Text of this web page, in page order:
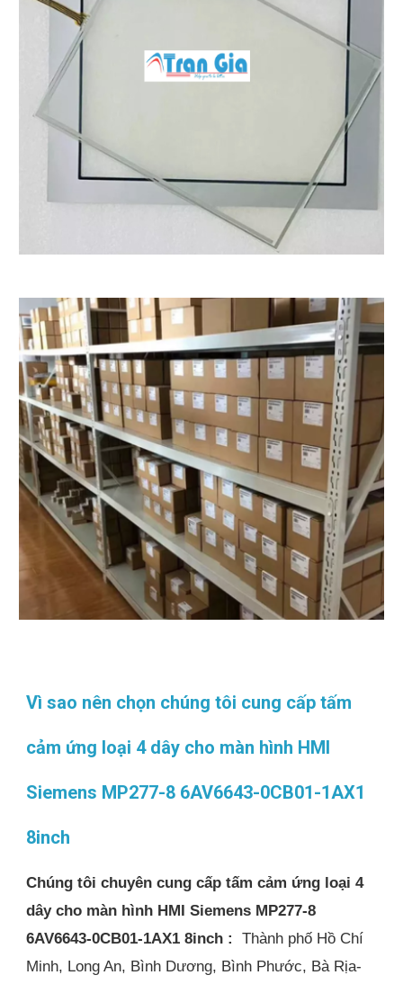
Vì sao nên chọn chúng tôi cung cấp tấm
cảm ứng loại 4 dây cho màn hình HMI
Siemens MP277-8 6AV6643-0CB01-1AX1
8inch
Chúng tôi chuyên cung cấp tấm cảm ứng loại 4
dây cho màn hình HMI Siemens MP277-8
6AV6643-0CB01-1AX1 8inch : Thành phố Hồ Chí
Minh, Long An, Bình Dương, Bình Phước, Bà Rịa-